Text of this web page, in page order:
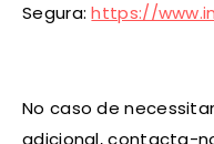
Segura:https://
No caso de